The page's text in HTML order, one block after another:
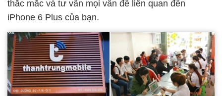
thắc mắc và tư vấn mọi vấn đề liên quan đến
iPhone 6 Plus của bạn.